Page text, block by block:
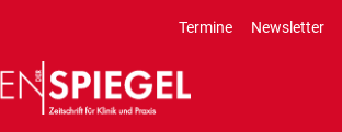
Termine Newsletter